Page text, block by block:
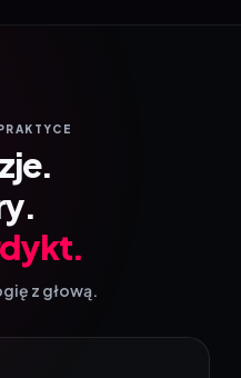
z głową.